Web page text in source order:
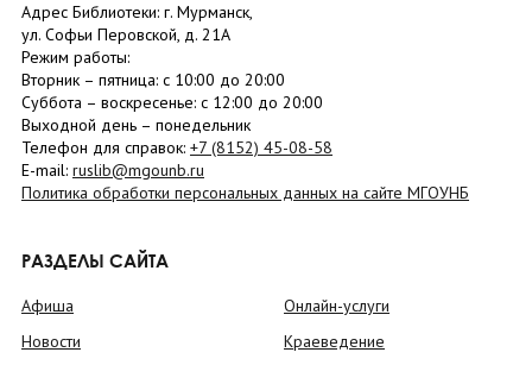
Адрес Библиотеки: г. Мурманск,
ул. Софьи Перовской, д. 21А
Режим работы:
Вторник – пятница: с 10:00 до 20:00
Суббота – воскресенье: c 12:00 до 20:00
Выходной день – понедельник
Телефон для справок: +7 (8152) 45-08-58
E-mail: ruslib@mgounb.ru
Политика обработки персональных данных на сайте МГОУНБ
РАЗДЕЛЫ САЙТА
Афиша
Новости
Онлайн-услуги
Краеведение